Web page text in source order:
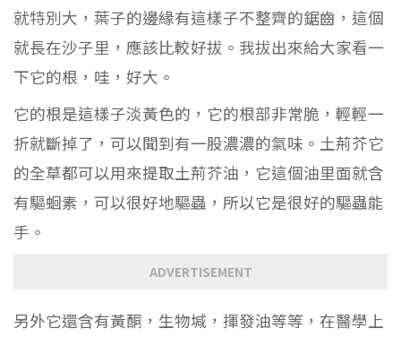
就特別大，葉子的邊緣有這樣子不整齊的鋸齒，這個
就長在沙子里，應該比較好拔。我拔出來給大家看一
下它的根，哇，好大。
它的根是這樣子淡黃色的，它的根部非常脆，輕輕一
折就斷掉了，可以聞到有一股濃濃的氣味。土荊芥它
的全草都可以用來提取土荊芥油，它這個油里面就含
有驅蛔素，可以很好地驅蟲，所以它是很好的驅蟲能
手。
ADVERTISEMENT
另外它還含有黃酮，生物堿，揮發油等等，在醫學上